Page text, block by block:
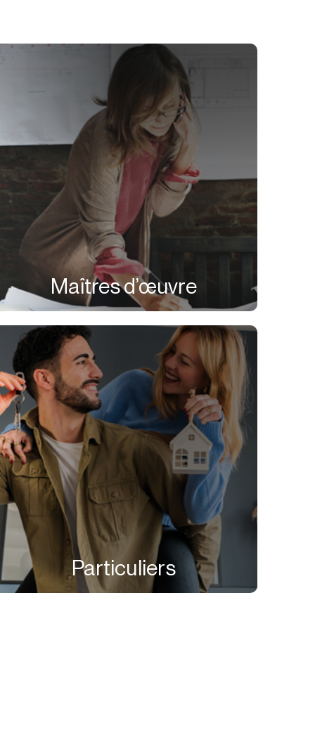
Maîtres d’œuvre
Particuliers